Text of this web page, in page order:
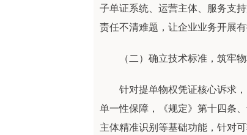
子单证系统、运营主体、服务支
责任不清难题，让企业业务开展有
（二）确立技术标准，筑牢物
针对提单物权凭证核心诉求，
单一性保障，《规定》第十四条
主体精准识别等基础功能，针对